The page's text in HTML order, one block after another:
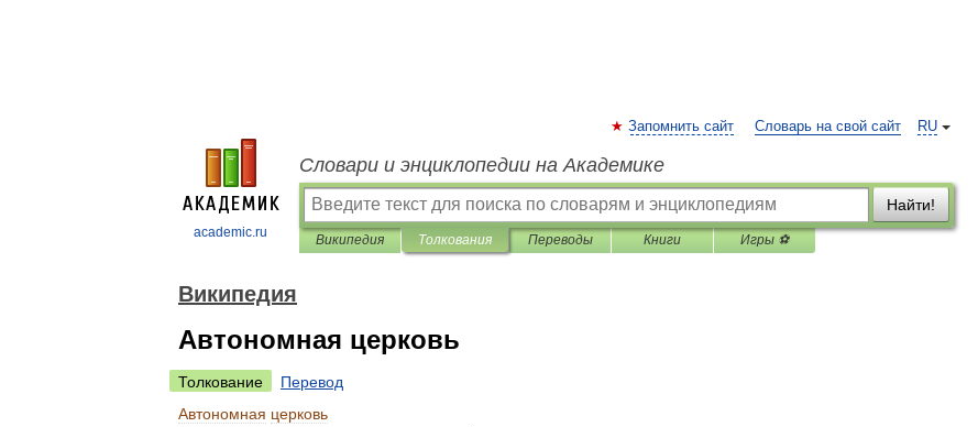
academic.ru
RU
Запомнить сайт Словарь на свой сайт
Словари и энциклопедии на Академике
Найти!
Википедия Толкования Переводы Книги Игры ⚽
Википедия
Автономная церковь
Толкование
Перевод
Автономная церковь